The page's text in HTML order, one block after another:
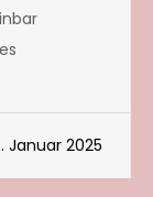
Januar 2025